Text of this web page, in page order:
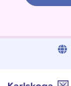
Gå till innehåll